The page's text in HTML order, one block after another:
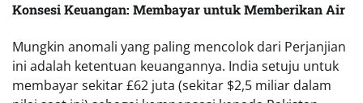
Konsesi Keuangan: Membayar untuk Memberikan Air
Mungkin anomali yang paling mencolok dari Perjanjian
ini adalah ketentuan keuangannya. India setuju untuk
membayar sekitar £62 juta (sekitar $2,5 miliar dalam